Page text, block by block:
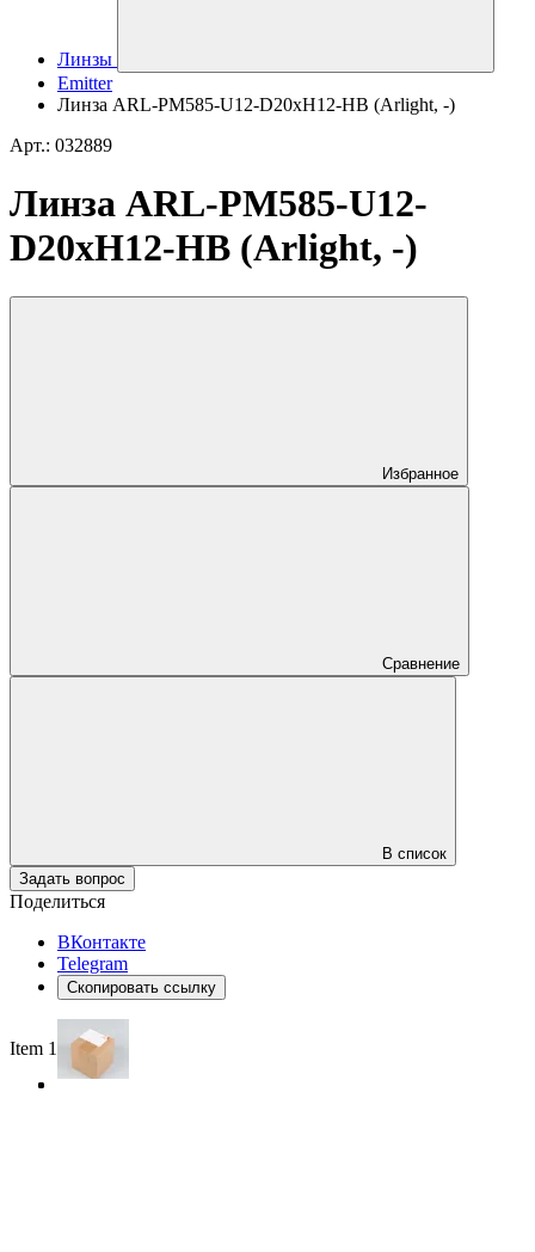
Линзы
Emitter
Линза ARL-PM585-U12-D20xH12-HB (Arlight, -)
Арт.: 032889
Линза ARL-PM585-U12-
D20xH12-HB (Arlight, -)
Избранное
Сравнение
В список
Задать вопрос
Поделиться
ВКонтакте
Telegram
Скопировать ссылку
Item 1 of 3